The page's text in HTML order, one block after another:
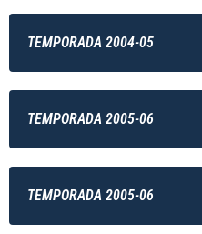
TEMPORADA 2004-05
TEMPORADA 2005-06
TEMPORADA 2005-06